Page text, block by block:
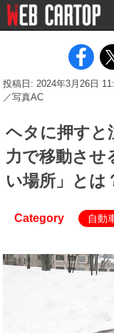
投稿日: 2024年3月26日
／写真AC
ヘタに押す
力で移動させ
い場所」とは
Category 自動